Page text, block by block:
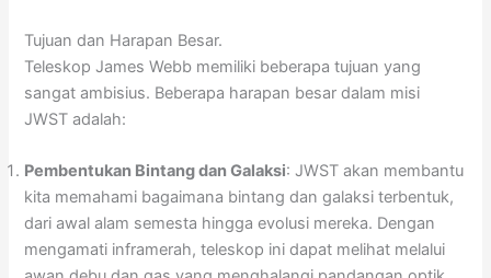
Tujuan dan Harapan Besar.
Teleskop James Webb memiliki beberapa tujuan yang
sangat ambisius. Beberapa harapan besar dalam misi
JWST adalah:
Pembentukan Bintang dan Galaksi: JWST akan membantu
kita memahami bagaimana bintang dan galaksi terbentuk,
dari awal alam semesta hingga evolusi mereka. Dengan
mengamati inframerah, teleskop ini dapat melihat melalui